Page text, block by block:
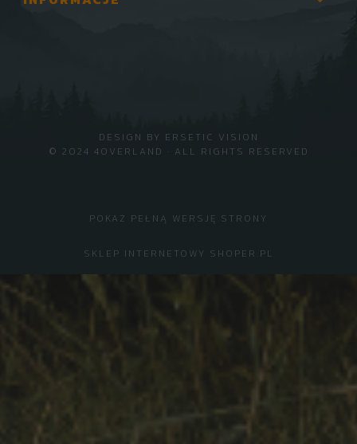
© 2024 4OVERLAND · ALL RIGHTS RESERVED
DESIGN BY ERSETIC VISION
POKAŻ PEŁNĄ WERSJĘ STRONY
SKLEP INTERNETOWY SHOPER.PL